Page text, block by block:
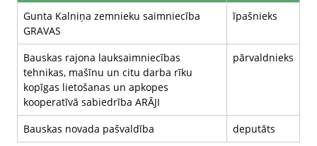
Gunta Kalniņa zemnieku saimniecība
GRAVAS
īpašnieks
Bauskas rajona lauksaimniecības
tehnikas, mašīnu un citu darba rīku
kopīgas lietošanas un apkopes
kooperatīvā sabiedrība ARĀJI
pārvaldnieks
Bauskas novada pašvaldība deputāts